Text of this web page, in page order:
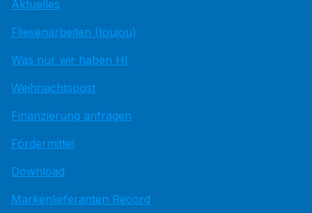
Aktuelles
Fliesenarbeiten (toujou)
Was nur wir haben HI
Weihnachtspost
Finanzierung anfragen
Fördermittel
Download
Markenlieferanten Record